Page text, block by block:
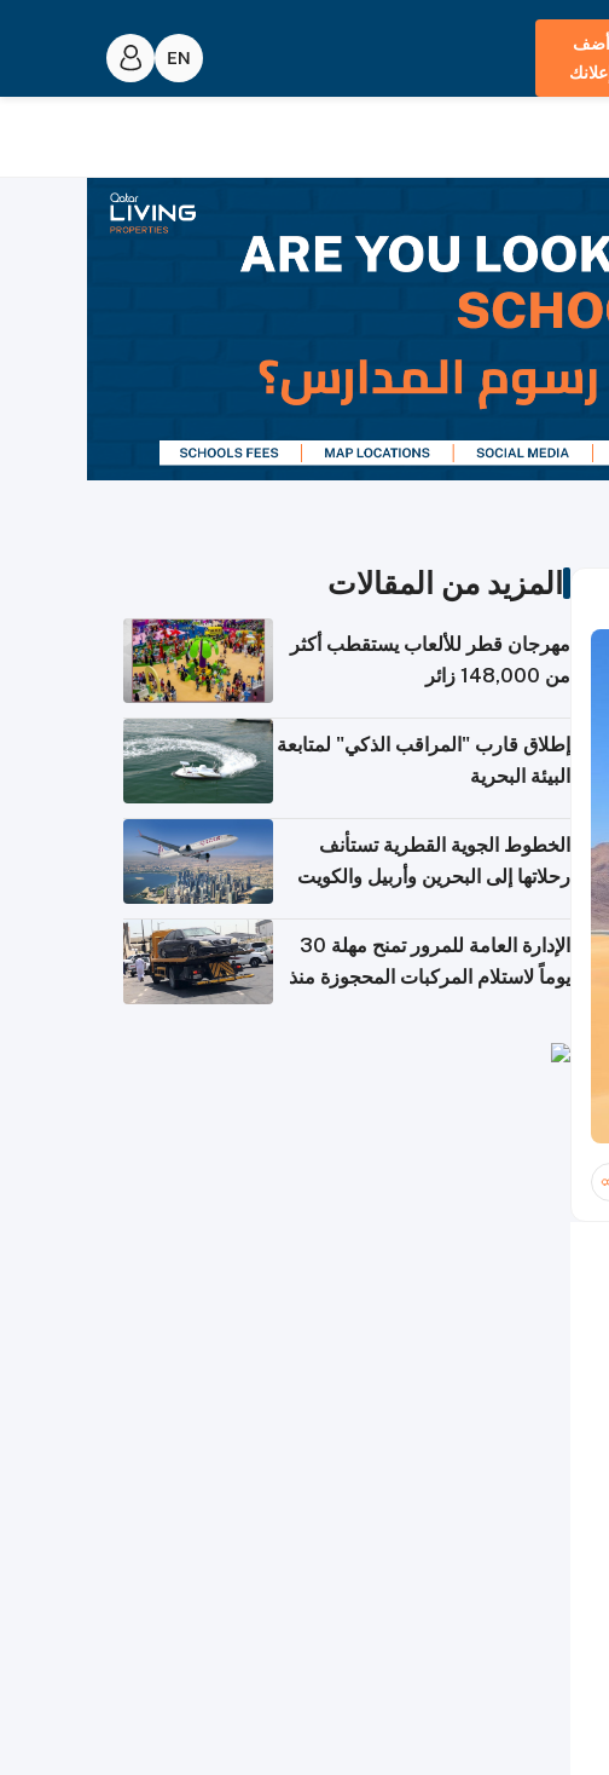
أضف
إعلانك
المزيد من المقالات
مهرجان قطر للألعاب يستقطب أكثر
من 148,000 زائر
إطلاق قارب "المراقب الذكي" لمتابعة
البيئة البحرية
الخطوط الجوية القطرية تستأنف
رحلاتها إلى البحرين وأربيل والكويت
الإدارة العامة للمرور تمنح مهلة 30
يوماً لاستلام المركبات المحجوزة منذ